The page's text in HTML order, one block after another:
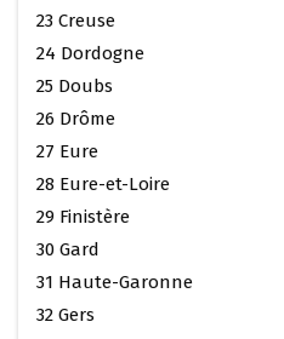
23 Creuse
24 Dordogne
25 Doubs
26 Drôme
27 Eure
28 Eure-et-Loire
29 Finistère
30 Gard
31 Haute-Garonne
32 Gers